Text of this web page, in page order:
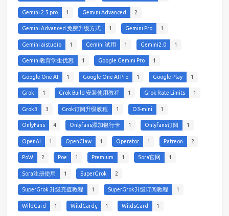
Gemini 2.5 pro 1 Gemini Advanced 2
Gemini Advanced 免费升级方式 1 Gemini Pro 1
Gemini aistudio 1 Gemini 试用 1 Gemini2.0 1
Gemini教育学生优惠 1 Google Gemini Pro 1
Google One AI 1 Google One AI Pro 1 Google Play 1
Grok 1 Grok Build 安装使用教程 1 Grok Rate Limits 1
Grok3 3 Grok订阅升级教程 1 O3-mini 1
OnlyFans 4 Onlyfans添加银行卡 1 Onlyfans订阅 1
OpenAI 1 OpenClaw 1 Operator 1 Patreon 2
PoW 2 Poe 1 Premium 1 Sora官网 1
Sora注册使用 1 SuperGrok 2
SuperGrok 升级充值教程 1 SuperGrok升级订阅教程 1
WildCard 1 WildCardç 1 WildsCard 1